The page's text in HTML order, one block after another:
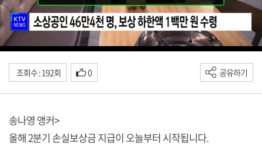
조회수 : 192회 0 공유하기
송나영 앵커>
올해 2분기 손실보상금 지급이 오늘부터 시작됩니다.